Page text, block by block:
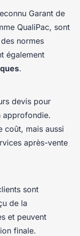
Garant de
QualiPac, sont
normes
également
.
devis pour
approfondie.
coût, mais aussi
après-vente
sont
de la
et peuvent
finale.